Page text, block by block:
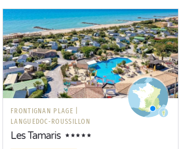
FRONTIGNAN PLAGE |
LANGUEDOC-ROUSSILLON
Les Tamaris